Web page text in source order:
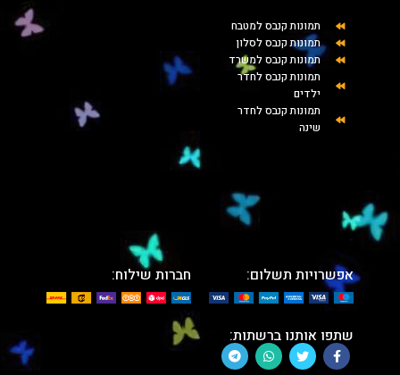
תמונות קנבס למטבח
תמונות קנבס לסלון
תמונות קנבס למשרד
תמונות קנבס לחדר
ילדים
תמונות קנבס לחדר
שינה
אפשרויות תשלום: חברות שילוח:
שתפו אותנו ברשתות: